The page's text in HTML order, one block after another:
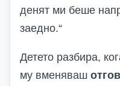
денят ми беше
заедно.“
Детето разбира,
му вменяваш